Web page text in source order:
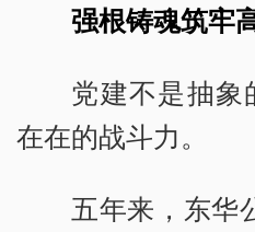
强根铸魂筑牢
党建不是抽象
在在的战斗力。
五年来，东华